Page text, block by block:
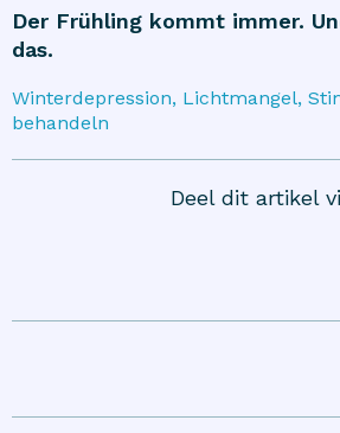
Der Frühling kommt immer.
das.
Winterdepression, Lichtmangel,
behandeln
Deel dit artikel